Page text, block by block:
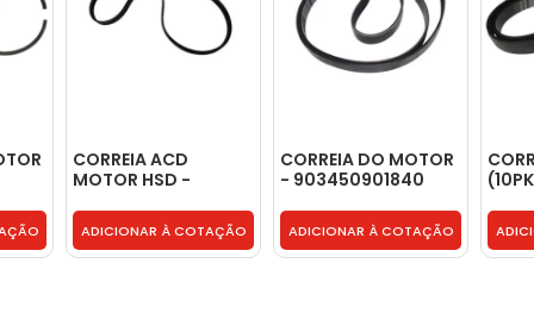
CORREIA ACD
MOTOR HSD -
ADICIONAR À COTAÇÃO
CORREIA DO MOTOR
- 903450901840
ADICIONAR À COTAÇÃO